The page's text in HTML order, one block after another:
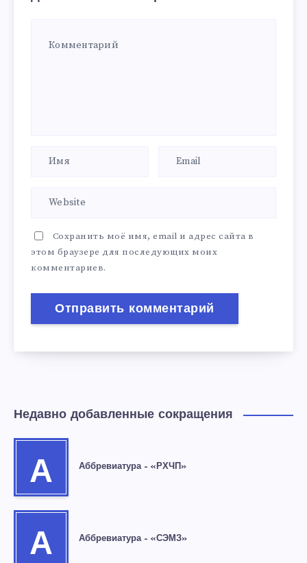
Сохранить моё имя, email и адрес сайта в
этом браузере для последующих моих
комментариев.
Недавно добавленные сокращения
А Аббревиатура – «РХЧП»
А Аббревиатура – «СЭМЗ»